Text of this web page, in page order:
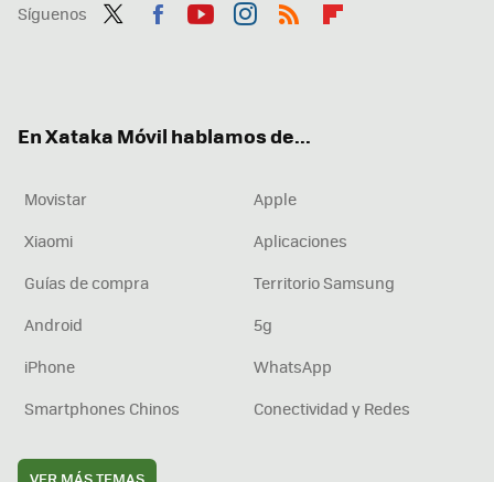
Síguenos
En Xataka Móvil hablamos de...
Movistar
Apple
Xiaomi
Aplicaciones
Guías de compra
Territorio Samsung
Android
5g
iPhone
WhatsApp
Smartphones Chinos
Conectividad y Redes
VER MÁS TEMAS